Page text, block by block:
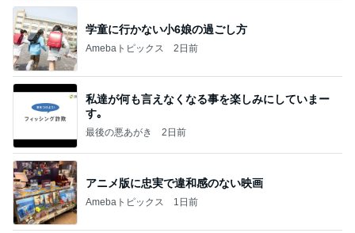
学童に行かない小6娘の過ごし方
Amebaトピックス 2日前
私達が何も言えなくなる事を楽しみにしていまー
す｡
最後の悪あがき 2日前
アニメ版に忠実で違和感のない映画
Amebaトピックス 1日前